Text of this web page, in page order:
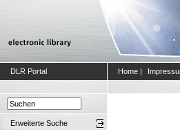
DLR Portal Home |
Erweiterte Suche